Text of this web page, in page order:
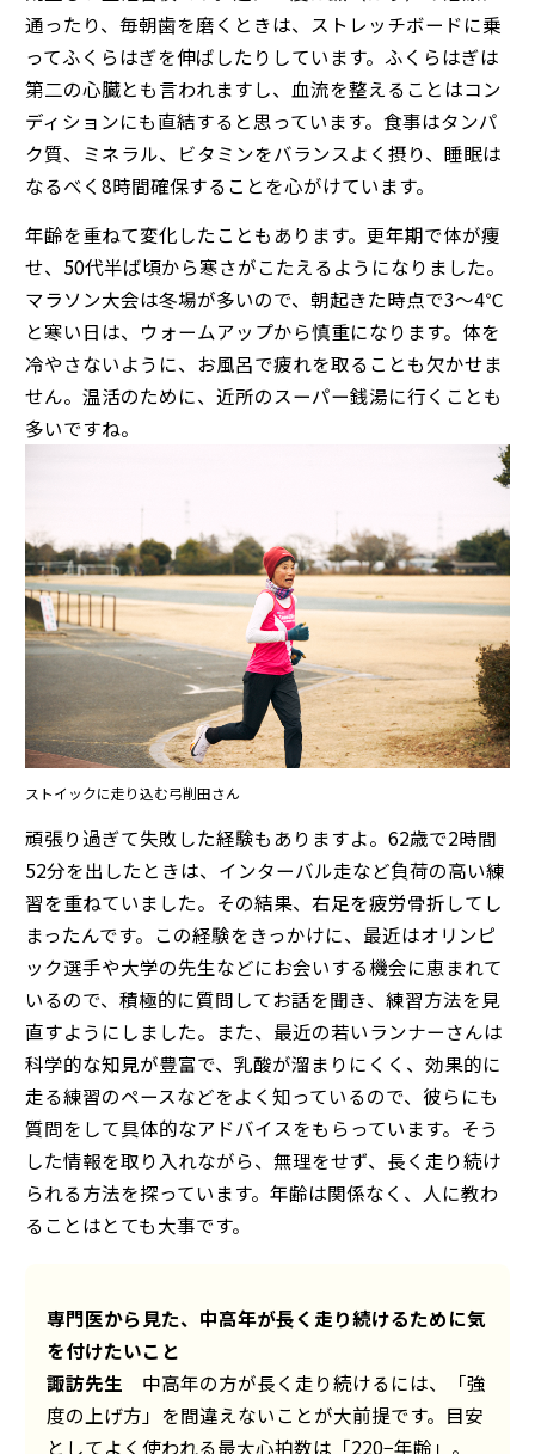
通ったり、毎朝歯を磨くときは、ストレッチボードに乗
ってふくらはぎを伸ばしたりしています。ふくらはぎは
第二の心臓とも言われますし、血流を整えることはコン
ディションにも直結すると思っています。食事はタンパ
ク質、ミネラル、ビタミンをバランスよく摂り、睡眠は
なるべく8時間確保することを心がけています。
年齢を重ねて変化したこともあります。更年期で体が痩
せ、50代半ば頃から寒さがこたえるようになりました。
マラソン大会は冬場が多いので、朝起きた時点で3〜4℃
と寒い日は、ウォームアップから慎重になります。体を
冷やさないように、お風呂で疲れを取ることも欠かせま
せん。温活のために、近所のスーパー銭湯に行くことも
多いですね。
ストイックに走り込む弓削田さん
頑張り過ぎて失敗した経験もありますよ。62歳で2時間
52分を出したときは、インターバル走など負荷の高い練
習を重ねていました。その結果、右足を疲労骨折してし
まったんです。この経験をきっかけに、最近はオリンピ
ック選手や大学の先生などにお会いする機会に恵まれて
いるので、積極的に質問してお話を聞き、練習方法を見
直すようにしました。また、最近の若いランナーさんは
科学的な知見が豊富で、乳酸が溜まりにくく、効果的に
走る練習のペースなどをよく知っているので、彼らにも
質問をして具体的なアドバイスをもらっています。そう
した情報を取り入れながら、無理をせず、長く走り続け
られる方法を探っています。年齢は関係なく、人に教わ
ることはとても大事です。
専門医から見た、中高年が長く走り続けるために気
を付けたいこと
諏訪先生 中高年の方が長く走り続けるには、「強
度の上げ方」を間違えないことが大前提です。目安
としてよく使われる最大心拍数は「220−年齢」。